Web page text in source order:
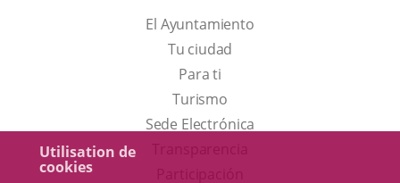
Utilisation de
cookies
El Ayuntamiento
Tu ciudad
Para ti
TurismoEste
enlace
Sede Electrónica